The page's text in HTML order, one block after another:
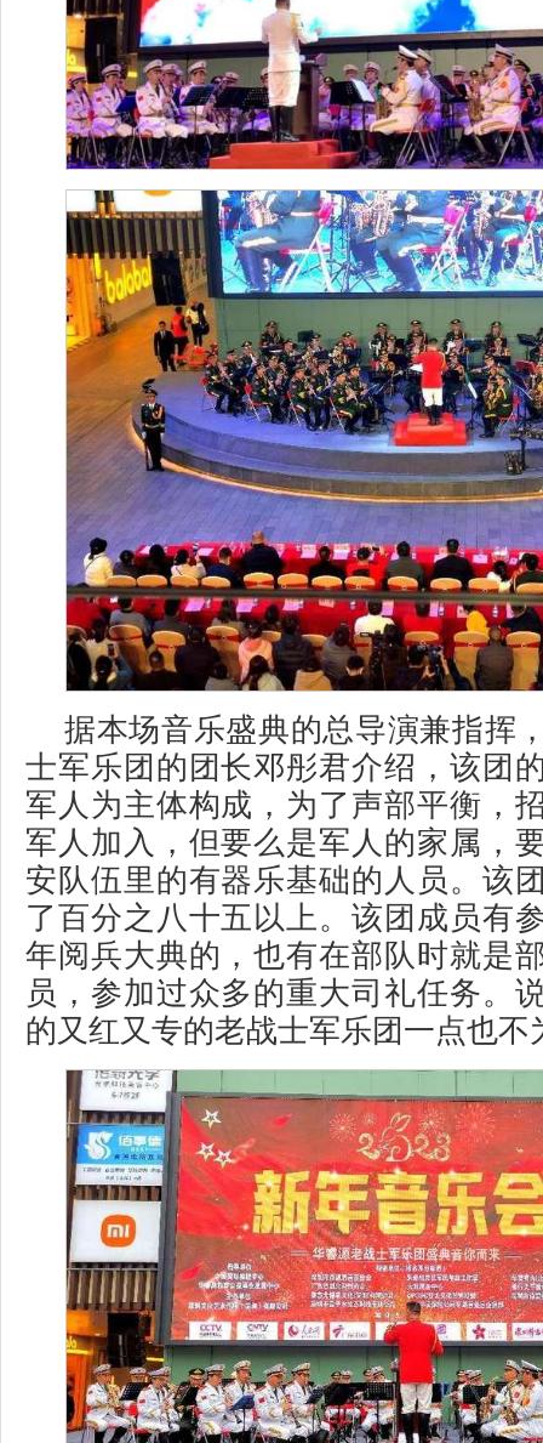
据本场音乐盛典的总导演兼指挥
士军乐团的团长邓彤君介绍，该团
军人为主体构成，为了声部平衡，
军人加入，但要么是军人的家属，
安队伍里的有器乐基础的人员。该
了百分之八十五以上。该团成员有
年阅兵大典的，也有在部队时就是
员，参加过众多的重大司礼任务。
的又红又专的老战士军乐团一点也不